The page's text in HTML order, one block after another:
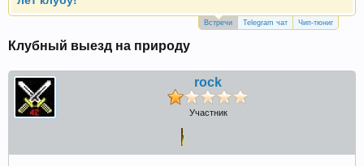
Внимание, новые участники нашего клуба!
Основное общение происходит в
Присоединяйтесь.
Чип-тюнинг (прошивка) дизелей от
Vahmurka
Прошедшие встречи клуба:1.2.3.4.5.6.7.8.9.10.11.
Встречи Telegram чат Чип-тюниг
Клубный выезд на природу
rock
Участник